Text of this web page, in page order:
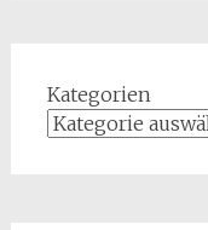
Kategorien